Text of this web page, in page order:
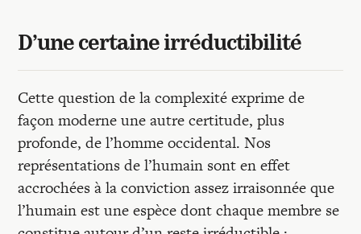
D’une certaine irréductibilité
Cette question de la complexité exprime de
façon moderne une autre certitude, plus
profonde, de l’homme occidental. Nos
représentations de l’humain sont en effet
accrochées à la conviction assez irraisonnée que
l’humain est une espèce dont chaque membre se